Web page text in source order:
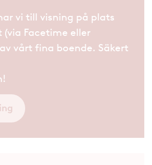
vi till visning på plats
Facetime eller
vårt fina boende. Säkert